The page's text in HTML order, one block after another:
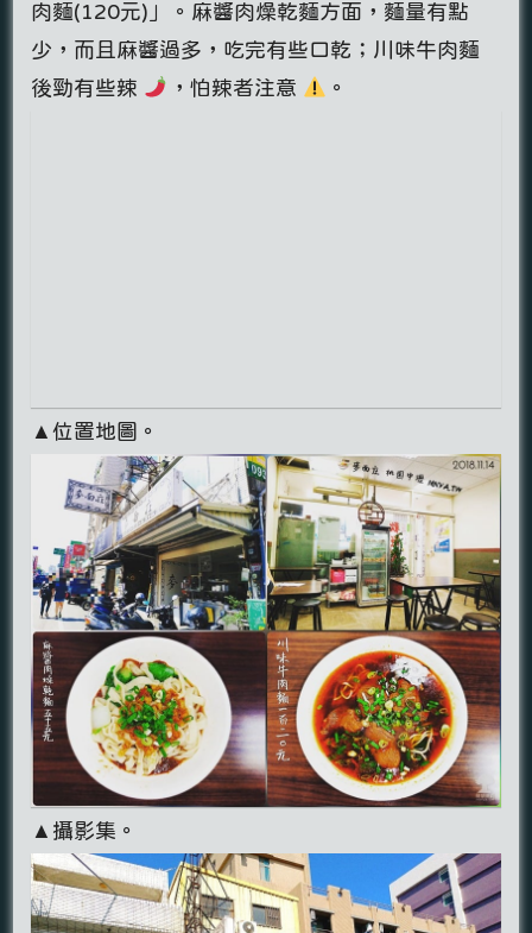
肉麵(120元)」。麻醬肉燥乾麵方面，麵量有點
少，而且麻醬過多，吃完有些口乾；川味牛肉麵
後勁有些辣
，怕辣者注意 。
▲位置地圖。
▲攝影集。